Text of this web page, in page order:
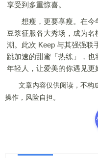
享受到多重惊喜。
想瘦，更要享瘦。在今
豆浆征服各大秀场，成为
潮。此次 Keep 与其强强联
跳加速的甜蜜「热练」，
年轻人，让爱美的你遇见更
文章内容仅供阅读，不构
操作，风险自担。